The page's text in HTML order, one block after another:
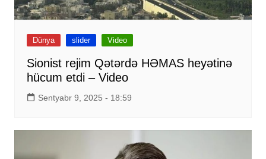
Dünya slider Video
Sionist rejim Qətərdə HƏMAS heyətinə
hücum etdi – Video
Sentyabr 9, 2025 - 18:59